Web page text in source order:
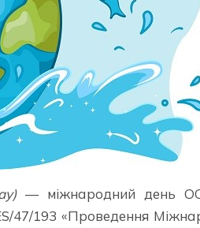
)— міжнародний день
47/193 «Проведення